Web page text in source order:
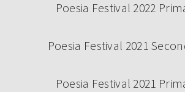
Poesia Festival 2022
Poesia Festival 2021
Poesia Festival 2021